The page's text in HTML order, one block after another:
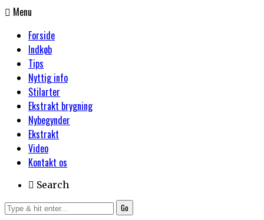
Menu
Forside
Indkøb
Tips
Nyttig info
Stilarter
Ekstrakt brygning
Nybegynder
Ekstrakt
Video
Kontakt os
Search
Go